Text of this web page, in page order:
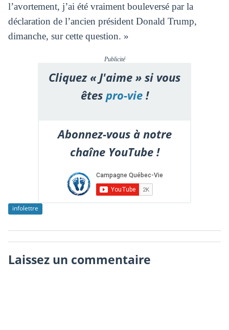
l’avortement, j’ai été vraiment bouleversé par la
déclaration de l’ancien président Donald Trump,
dimanche, sur cette question. »
Publicité
Cliquez « J'aime » si vous
êtespro-vie!
Abonnez-vous à notre
chaîne YouTube !
infolettre
Laissez un commentaire